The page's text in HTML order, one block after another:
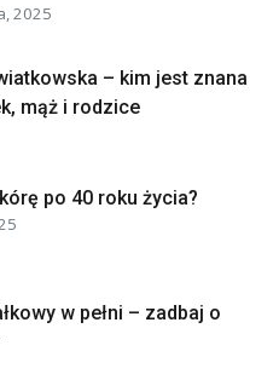
2025
– kim jest znana
mąż i rodzice
po 40 roku życia?
w pełni – zadbaj o